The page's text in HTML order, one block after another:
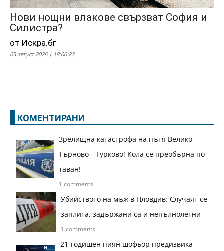
Нови нощни влакове свързват София и
Силистра?
от Искра.бг
05 август 2026 | 18:00:23
КОМЕНТИРАНИ
Зрелищна катастрофа на пътя Велико
Търново – Гурково! Кола се преобърна по
таван!
1 comments
Убийството на мъж в Пловдив: Случаят се
заплита, задържани са и непълнолетни
1 comments
21-годишен пиян шофьор предизвика